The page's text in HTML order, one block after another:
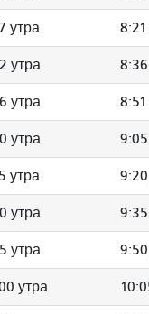
утра
утра
утра
утра
утра
утра
утра
утра